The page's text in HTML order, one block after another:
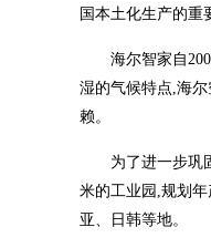
国本土化生产的重
海尔智家自
湿的气候特点,海
赖。
为了进一步巩
米的工业园,规划
亚、日韩等地。